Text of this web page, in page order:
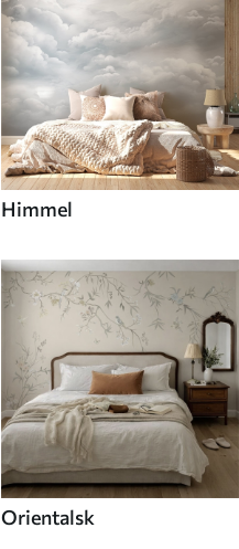
Himmel
Orientalsk